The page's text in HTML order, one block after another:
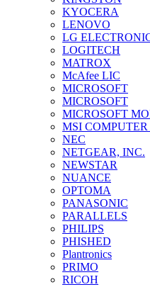
KYOCERA
LENOVO
LG
LOGITECH
MATROX
McAfee LIC
MICROSOFT
MICROSOFT
MICROSOFT
MSI COMPUTER
NEC
NETGEAR, INC.
NEWSTAR
NUANCE
OPTOMA
PANASONIC
PARALLELS
PHILIPS
PHISHED
Plantronics
PRIMO
RICOH